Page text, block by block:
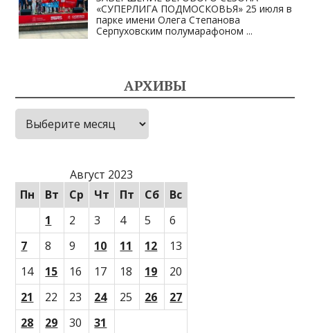
«СУПЕРЛИГА ПОДМОСКОВЬЯ» 25 июля в
парке имени Олега Степанова
Серпуховским полумарафоном ...
АРХИВЫ
Архивы
Август 2023
Пн
Вт Ср Чт Пт Сб
Вс
1
2 3 4 5
6
7
8 9 10 11 12
13
14
15 16 17 18 19
20
21
22 23 24 25 26
27
28
29 30
31